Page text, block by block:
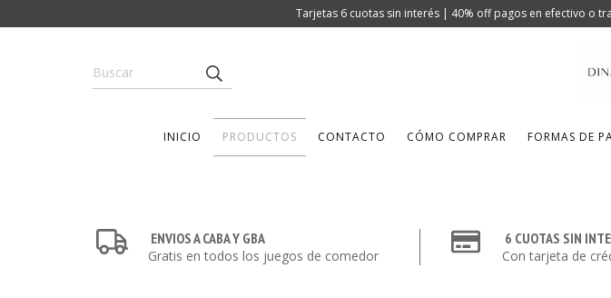
Tarjetas 6 cuotas sin interés | 40% off pagos en efectivo o
INICIO PRODUCTOS CONTACTO CÓMO COMPRAR FORMAS DE
ENVIOS A CABA Y GBA
Gratis en todos los juegos de comedor
6 CUOTAS SIN
Con tarjeta de